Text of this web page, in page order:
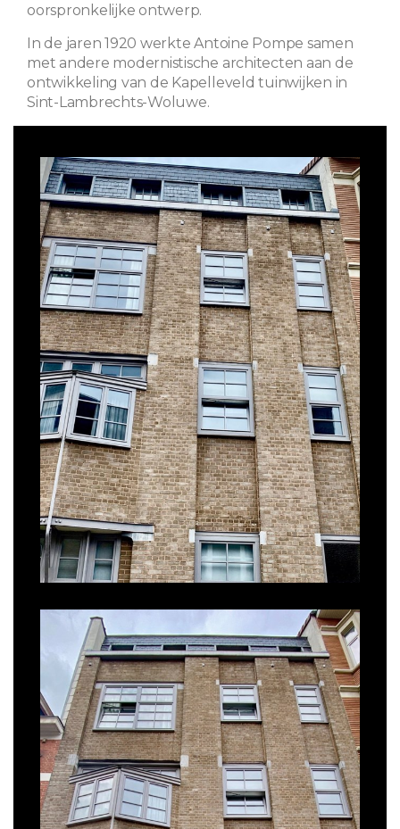
oorspronkelijke ontwerp.
In de jaren 1920 werkte Antoine Pompe samen
met andere modernistische architecten aan de
ontwikkeling van de Kapelleveld tuinwijken in
Sint-Lambrechts-Woluwe.